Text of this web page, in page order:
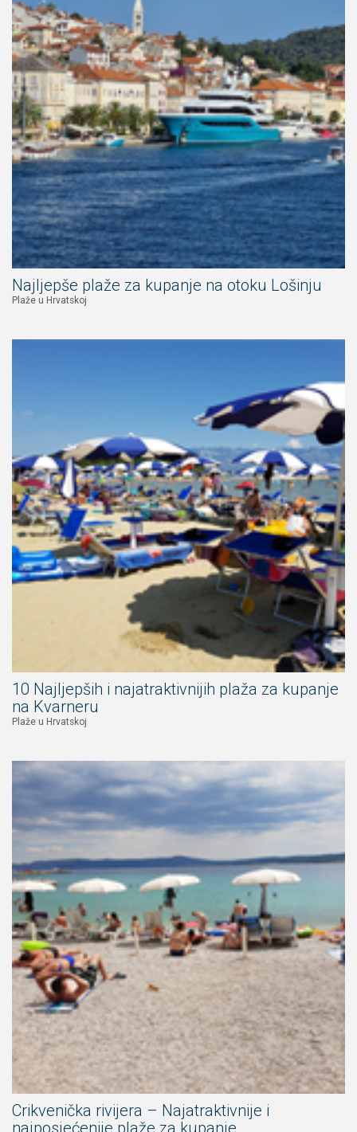
Najljepše plaže za kupanje na otoku Lošinju
Plaže u Hrvatskoj
10 Najljepših i najatraktivnijih plaža za kupanje
na Kvarneru
Plaže u Hrvatskoj
Crikvenička rivijera – Najatraktivnije i
najposjećenije plaže za kupanje